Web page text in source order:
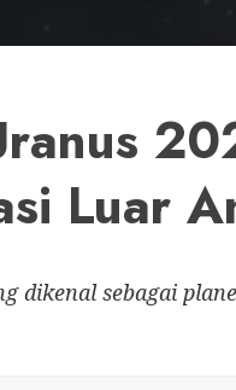
Luar
dikenal sebagai